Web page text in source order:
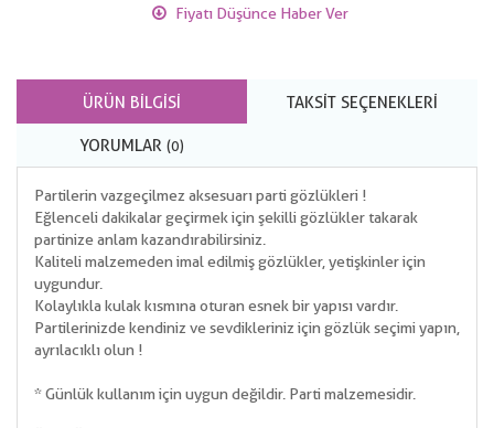
Fiyatı Düşünce Haber Ver
ÜRÜN BILGISI TAKSIT SEÇENEKLERI
YORUMLAR (0)
Partilerin vazgeçilmez aksesuarı parti gözlükleri !
Eğlenceli dakikalar geçirmek için şekilli gözlükler takarak
partinize anlam kazandırabilirsiniz.
Kaliteli malzemeden imal edilmiş gözlükler, yetişkinler için
uygundur.
Kolaylıkla kulak kısmına oturan esnek bir yapısı vardır.
Partilerinizde kendiniz ve sevdikleriniz için gözlük seçimi yapın,
ayrılacıklı olun !
* Günlük kullanım için uygun değildir. Parti malzemesidir.